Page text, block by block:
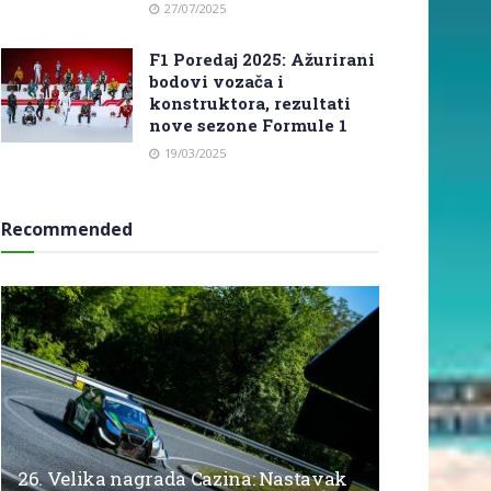
27/07/2025
F1 Poredaj 2025: Ažurirani
bodovi vozača i
konstruktora, rezultati
nove sezone Formule 1
19/03/2025
Recommended
26. Velika nagrada Cazina: Nastavak